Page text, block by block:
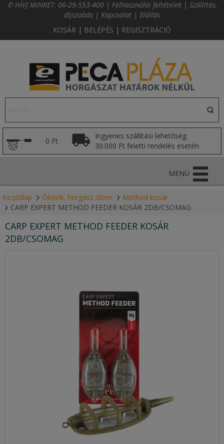
✆ HÍVJ MINKET: 06-29-553-400 | Felhasználói feltételek | Szállítás,
díjszabás | Kapcsolat | Elállás
KOSÁR | BELÉPÉS | REGISZTRÁCIÓ
0 Ft
Ingyenes szállítási lehetőség
30.000 Ft feletti rendelés esetén
MENÜ
Kezdőlap Ólmok, horgász ólom
Method kosár
CARP EXPERT METHOD FEEDER KOSÁR 2DB/CSOMAG
CARP EXPERT METHOD FEEDER KOSÁR
2DB/CSOMAG